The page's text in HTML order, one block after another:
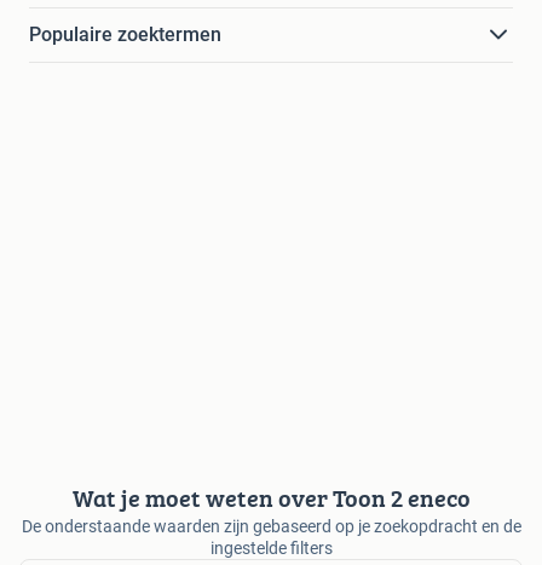
Populaire zoektermen
Wat je moet weten over Toon 2 eneco
De onderstaande waarden zijn gebaseerd op je zoekopdracht en de
ingestelde filters